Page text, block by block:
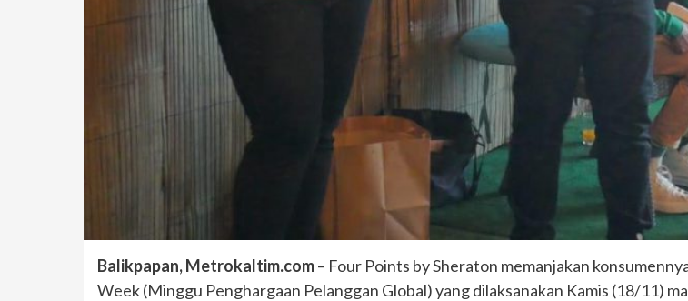
Balikpapan, Metrokaltim.com– Four Points by Sheraton memanjakan
Week (Minggu Penghargaan Pelanggan Global) yang dilaksanakan Kamis (18/11)